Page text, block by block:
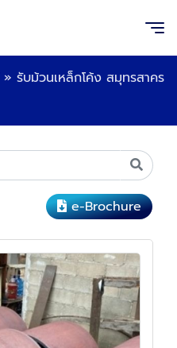
» รับม้วนเหล็กโค้ง สมุทรสาคร
e-Brochure